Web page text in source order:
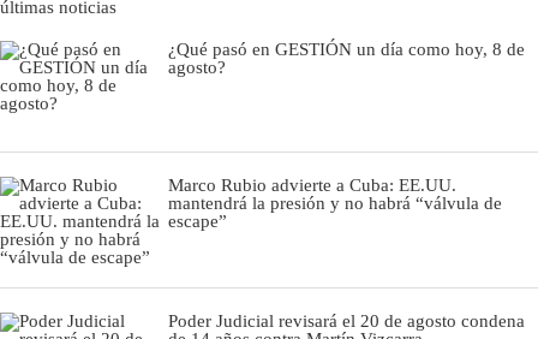
últimas noticias
¿Qué pasó en GESTIÓN un día como hoy, 8 de
agosto?
Marco Rubio advierte a Cuba: EE.UU.
mantendrá la presión y no habrá “válvula de
escape”
Poder Judicial revisará el 20 de agosto condena